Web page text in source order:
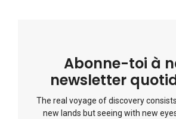
Abonne-toi à
newsletter
The real voyage of discovery
new lands but seeing with new